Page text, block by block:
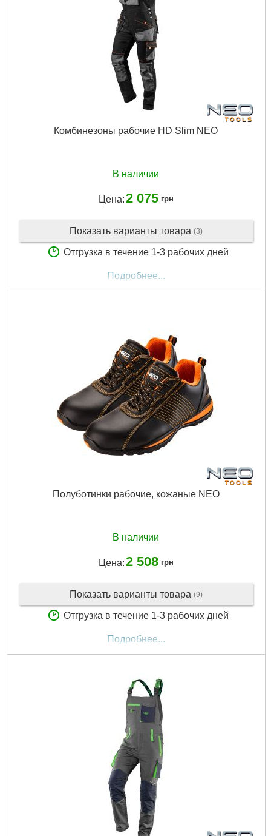
Комбинезоны рабочие HD Slim NEO
В наличии
Цена:2 075 грн
Показать варианты товара (3)
Отгрузка в течение 1-3 рабочих дней
Подробнее...
Полуботинки рабочие, кожаные NEO
В наличии
Цена:2 508 грн
Показать варианты товара (9)
Отгрузка в течение 1-3 рабочих дней
Подробнее...